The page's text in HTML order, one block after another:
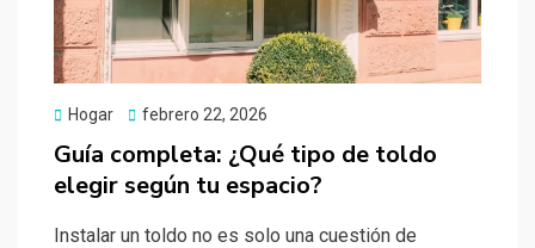
Hogar
Publicado
febrero 22, 2026
Guía completa: ¿Qué tipo de toldo
elegir según tu espacio?
Instalar un toldo no es solo una cuestión de